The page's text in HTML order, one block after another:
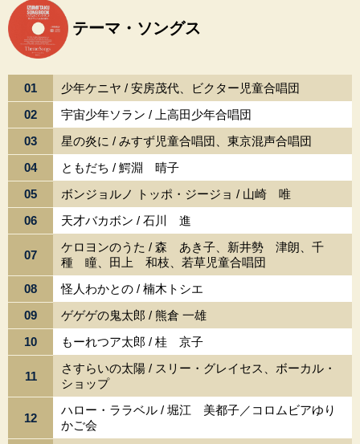
テーマ・ソングス
01
少年ケニヤ / 安房茂代、ビクター児童合唱団
02
宇宙少年ソラン / 上高田少年合唱団
03
星の炎に / みすず児童合唱団、東京混声合唱団
04
ともだち / 鰐淵 晴子
05
ボンジョルノ トッポ・ジージョ / 山崎 唯
06
天才バカボン / 石川 進
07
ケロヨンのうた / 森 あき子、新井勢 津朗、千
種 瞳、田上 和枝、若草児童合唱団
08
怪人わかとの / 楠木トシエ
09
ゲゲゲの鬼太郎 / 熊倉 一雄
10
もーれつア太郎 / 桂 京子
11
さすらいの太陽 / スリー・グレイセス、ボーカル・
ショップ
12
ハロー・ララベル / 堀江 美都子／コロムビアゆり
かご会